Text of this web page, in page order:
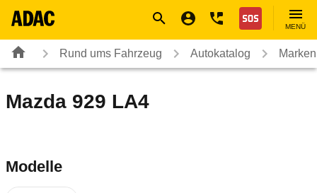
Nothilfe
MENÜ
Rund ums Fahrzeug Autokatalog
Mazda 929 LA4
Modelle